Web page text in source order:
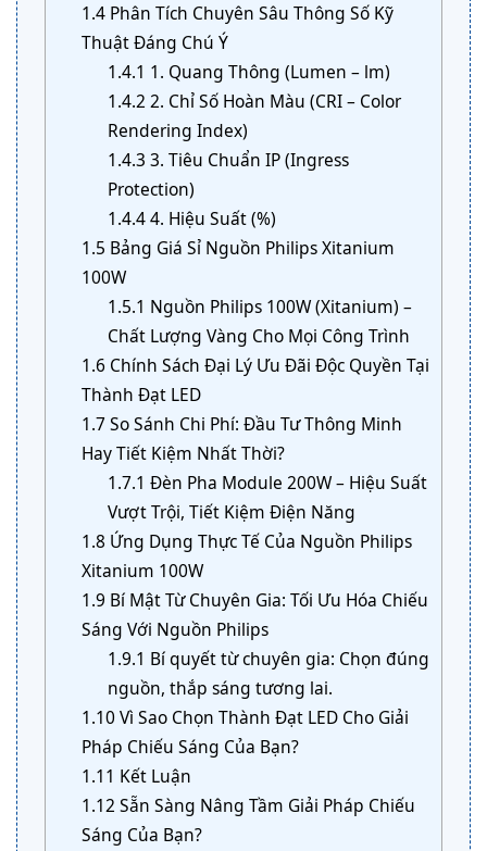
1.4 Phân Tích Chuyên Sâu Thông Số Kỹ
Thuật Đáng Chú Ý
1.4.1 1. Quang Thông (Lumen – lm)
1.4.2 2. Chỉ Số Hoàn Màu (CRI – Color
Rendering Index)
1.4.3 3. Tiêu Chuẩn IP (Ingress
Protection)
1.4.44. Hiệu Suất (%)
1.5 Bảng Giá Sỉ Nguồn Philips Xitanium
100W
1.5.1 Nguồn Philips 100W (Xitanium) –
Chất Lượng Vàng Cho Mọi Công Trình
1.6 Chính Sách Đại Lý Ưu Đãi Độc Quyền Tại
Thành Đạt LED
1.7So Sánh Chi Phí: Đầu Tư Thông Minh
Hay Tiết Kiệm Nhất Thời?
1.7.1 Đèn Pha Module 200W – Hiệu Suất
Vượt Trội, Tiết Kiệm Điện Năng
1.8 Ứng Dụng Thực Tế Của Nguồn Philips
Xitanium 100W
1.9 Bí Mật Từ Chuyên Gia: Tối Ưu Hóa Chiếu
Sáng Với Nguồn Philips
1.9.1 Bí quyết từ chuyên gia: Chọn đúng
nguồn, thắp sáng tương lai.
1.10 Vì Sao Chọn Thành Đạt LED Cho Giải
Pháp Chiếu Sáng Của Bạn?
1.11 Kết Luận
1.12 Sẵn Sàng Nâng Tầm Giải Pháp Chiếu
Sáng Của Bạn?